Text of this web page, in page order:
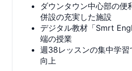
ダウンタウン中心部の便
併設の充実した施設
デジタル教材「Smrt
端の授業
週38レッスンの集中学
向上